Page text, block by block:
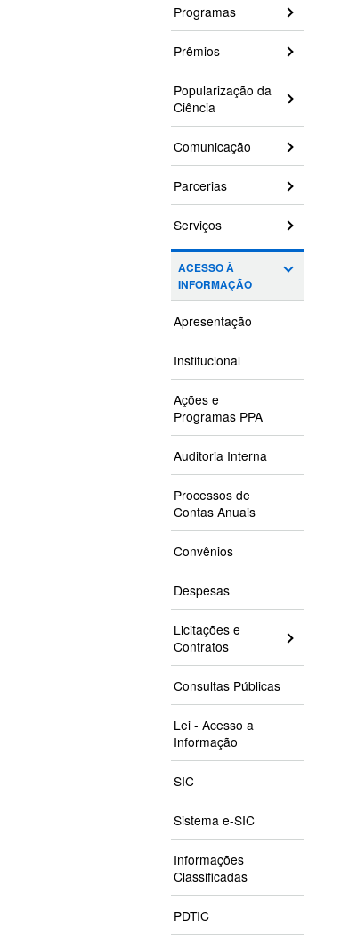
Programas
Prêmios
Popularização da
Ciência
Comunicação
Parcerias
Serviços
ACESSO À
INFORMAÇÃO
Apresentação
Institucional
Ações e
Programas PPA
Auditoria Interna
Processos de
Contas Anuais
Convênios
Despesas
Licitações e
Contratos
Consultas Públicas
Lei - Acesso a
Informação
SIC
Sistema e-SIC
Informações
Classificadas
PDTIC